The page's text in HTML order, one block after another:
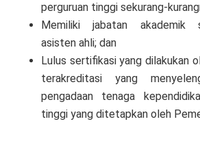
perguruan tinggi sekurang-
Memiliki jabatan akademik
asisten ahli; dan
Lulus sertifikasi yang dilakukan
terakreditasi yang
pengadaan tenaga
tinggi yang ditetapkan oleh